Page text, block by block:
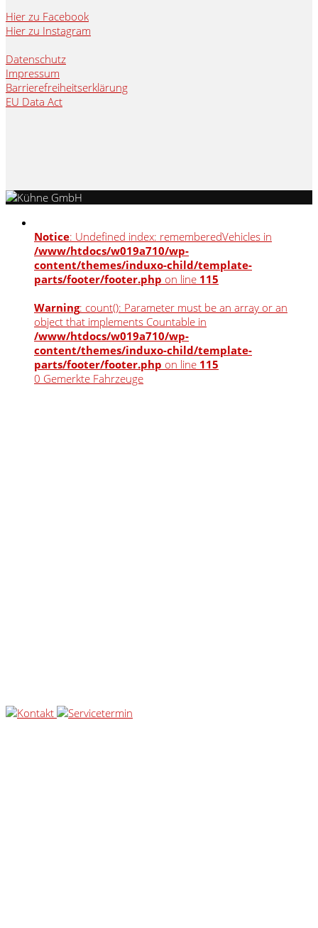
Hier zu Facebook
Hier zu Instagram
Datenschutz
Impressum
Barrierefreiheitserklärung
EU Data Act
Notice: Undefined index: rememberedVehicles in
/www/htdocs/w019a710/wp-
content/themes/induxo-child/template-
parts/footer/footer.php on line 115
Warning: count(): Parameter must be an array or an
object that implements Countable in
/www/htdocs/w019a710/wp-
content/themes/induxo-child/template-
parts/footer/footer.php on line 115
0 Gemerkte Fahrzeuge